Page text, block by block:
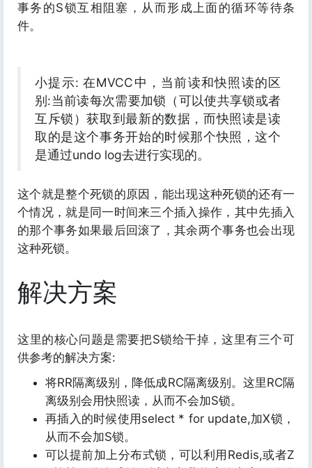
事务的S锁互相阻塞，从而形成上面的循环等待条
件。
小提示: 在MVCC中，当前读和快照读的区
别:当前读每次需要加锁（可以使共享锁或者
互斥锁）获取到最新的数据，而快照读是读
取的是这个事务开始的时候那个快照，这个
是通过undo log去进行实现的。
这个就是整个死锁的原因，能出现这种死锁的还有一
个情况，就是同一时间来三个插入操作，其中先插入
的那个事务如果最后回滚了，其余两个事务也会出现
这种死锁。
解决方案
这里的核心问题是需要把S锁给干掉，这里有三个可
供参考的解决方案:
将RR隔离级别，降低成RC隔离级别。这里RC隔
离级别会用快照读，从而不会加S锁。
再插入的时候使用select * for update,加X锁，
从而不会加S锁。
可以提前加上分布式锁，可以利用Redis,或者Z